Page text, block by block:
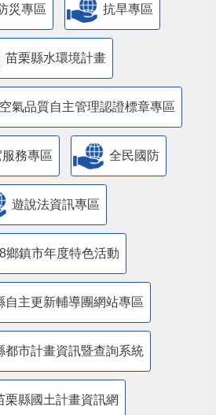
災專區 抗旱專區
苗栗縣水環境計畫
氣品質自主管理認證標章專區
務專區 全民國防
遊說法資訊專區
鄉鎮市年度特色活動
自主更新輔導團網站專區
都市計畫資訊暨查詢系統
栗縣國土計畫資訊網